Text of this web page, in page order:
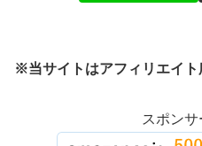
※当サイトはアフィリエイ
スポンサ